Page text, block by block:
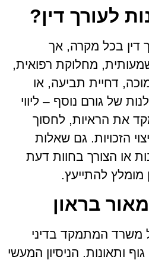
לעורך דין?
דין בכל מקרה, אך
מחלוקת רפואית,
דחיית תביעה, או
של גורם נוסף – ליווי
את הראיות, לחסוך
הזכויות. גם שאלות
או הצורך בחוות דעת
מומלץ להתייעץ.
בראון
משרד המתמקד בדיני
ותאונות. הניסיון המעשי